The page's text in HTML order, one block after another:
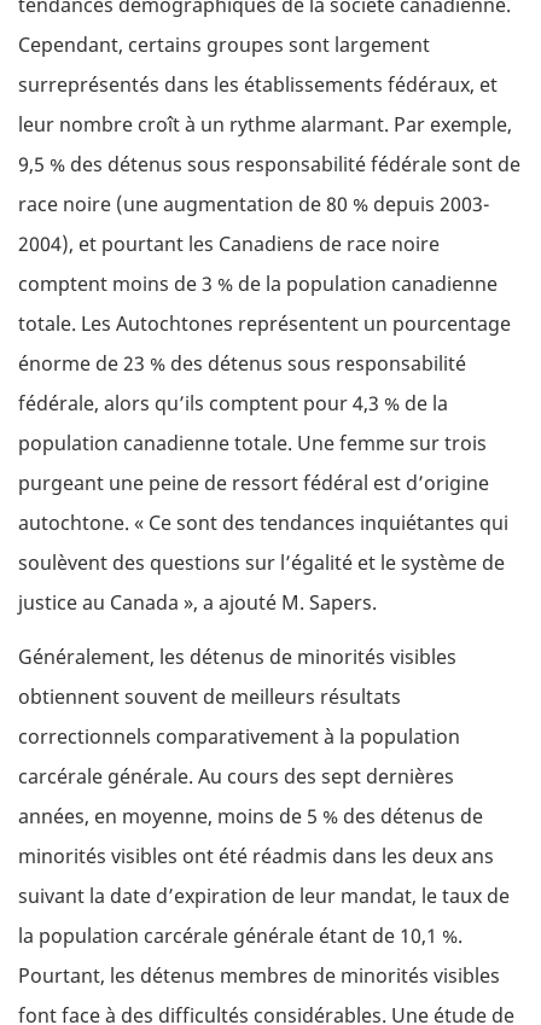
Cependant, certains groupes sont largement
surreprésentés dans les établissements fédéraux, et
leur nombre croît à un rythme alarmant. Par exemple,
9,5 % des détenus sous responsabilité fédérale sont de
race noire (une augmentation de 80 % depuis 2003-
2004), et pourtant les Canadiens de race noire
comptent moins de 3 % de la population canadienne
totale. Les Autochtones représentent un pourcentage
énorme de 23 % des détenus sous responsabilité
fédérale, alors qu’ils comptent pour 4,3 % de la
population canadienne totale. Une femme sur trois
purgeant une peine de ressort fédéral est d’origine
autochtone. « Ce sont des tendances inquiétantes qui
soulèvent des questions sur l’égalité et le système de
justice au Canada », a ajouté M. Sapers.
Généralement, les détenus de minorités visibles
obtiennent souvent de meilleurs résultats
correctionnels comparativement à la population
carcérale générale. Au cours des sept dernières
années, en moyenne, moins de 5 % des détenus de
minorités visibles ont été réadmis dans les deux ans
suivant la date d’expiration de leur mandat, le taux de
la population carcérale générale étant de 10,1 %.
Pourtant, les détenus membres de minorités visibles
font face à des difficultés considérables. Une étude de